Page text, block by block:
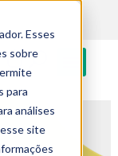
Esses
sobre
para
análises
site